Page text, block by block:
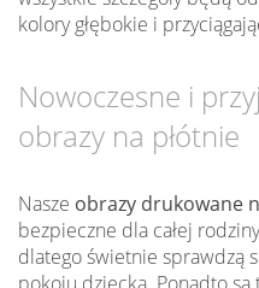
kolory głębokie i
Nowoczesne i
obrazy na płótnie
Nasze obrazy drukowane
bezpieczne dla całej
dlatego świetnie sprawdzą